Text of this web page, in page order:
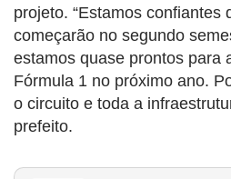
projeto. “Estamos confiantes
começarão no segundo
estamos quase prontos para
Fórmula 1 no próximo ano.
o circuito e toda a
prefeito.